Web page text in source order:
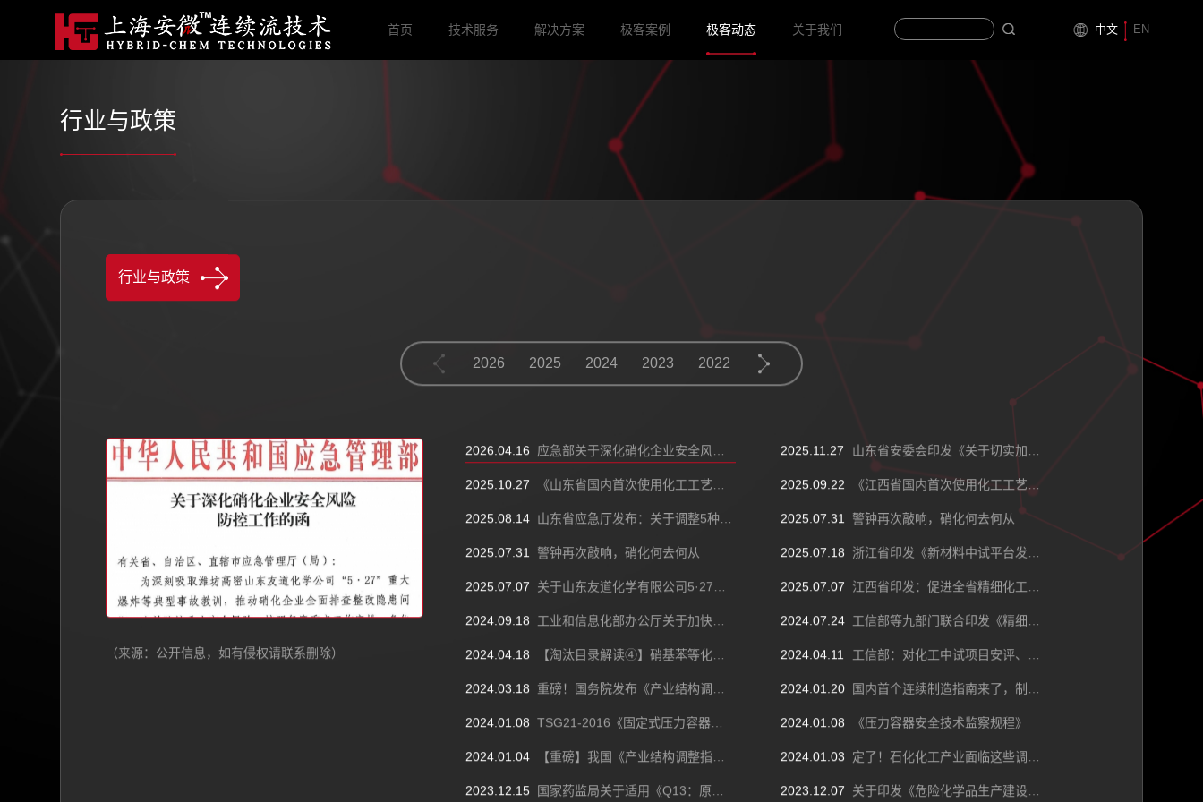
首页 技术服务 解决方案 极客案例 极客动态 关于我们 中文 EN
行业与政策
行业与政策
2026 2025 2024 2023 2022 2021 2016 2014
（来源：公开信息，如有侵权请联系删除）
2026.04.16 应急部关于深化硝化企业安全风险防控工作的函 2025.11.27 山东省安委会印发《关于切实加强使用危化品的化工企业安全生产工作的指导意见》的通知
2025.10.27 《山东省国内首次使用化工工艺安全可靠性论证实施办法（试行）（征求意见稿）》解读 2025.09.22 《江西省国内首次使用化工工艺安全可靠性论证实施办法(试行)》征求意见稿
2025.08.14 山东省应急厅发布：关于调整5种危险化工工艺建设项目安全审查实施权限的公告 2025.07.31 警钟再次敲响，硝化何去何从
2025.07.31 警钟再次敲响，硝化何去何从 2025.07.18 浙江省印发《新材料中试平台发展和中试项目建设管理办法（试行）》通知
2025.07.07 关于山东友道化学有限公司5·27重大爆炸事故的通报 2025.07.07 江西省印发：促进全省精细化工产业高质量发展实施方案通知
2024.09.18 工业和信息化部办公厅关于加快布局建设制造业中试平台的通知 2024.07.24 工信部等九部门联合印发《精细化工产业创新发展实施方案（2024—2027年）》
2024.04.18 【淘汰目录解读④】硝基苯等化学品采用间歇或半间歇釜式硝化工艺改造方向 2024.04.11 工信部：对化工中试项目安评、环评适度包容性审批
2024.03.18 重磅！国务院发布《产业结构调整指导目录》，鼓励以下5类医药企业发展 2024.01.20 国内首个连续制造指南来了，制药行业将迎来重大变革!
2024.01.08 TSG21-2016《固定式压力容器安全技术监察规程》 2024.01.08 《压力容器安全技术监察规程》
2024.01.04 【重磅】我国《产业结构调整指导目录（2024年本）》发布，医药产业淘汰类的落后生产工艺装备和落后产品合计13大项 2024.01.03 定了！石化化工产业面临这些调整：鼓励12类，限制13类，淘汰17类！
2023.12.15 国家药监局关于适用《Q13：原料药和制剂的连续制造》国际人用药品注册技术协调会指导原则的公告（2023年第158号） 2023.12.07 关于印发《危险化学品生产建设项目安全风险防控指南（试行》的通知